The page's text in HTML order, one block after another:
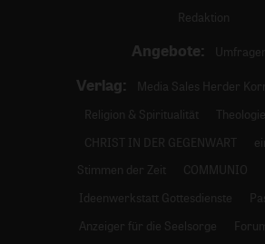
Redaktion
Angebote:
Verlag:
Media Sales Herder
Religion & Spiritualität
CHRIST IN DER GEGENWART
Stimmen der Zeit
COMMUNIO
Ideenwerkstatt Gottesdienste
Anzeiger für die Seelsorge